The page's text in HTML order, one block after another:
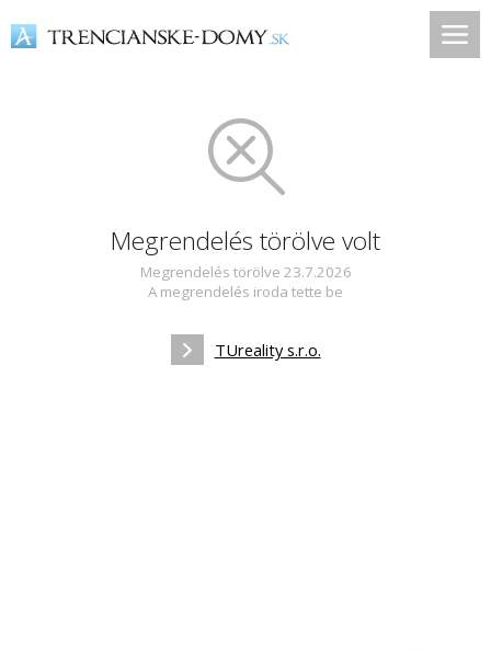
Megrendelés törölve volt
Megrendelés törölve 23.7.2026
A megrendelés iroda tette be
TUreality s.r.o.